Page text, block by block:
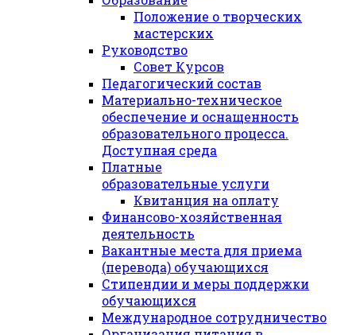
Положение о творческих
мастерских
Руководство
Совет Курсов
Педагогический состав
Материально-техническое
обеспечение и оснащенность
образовательного процесса.
Доступная среда
Платные
образовательные услуги
Квитанция на оплату
Финансово-хозяйственная
деятельность
Вакантные места для приема
(перевода) обучающихся
Стипендии и меры поддержки
обучающихся
Международное сотрудничество